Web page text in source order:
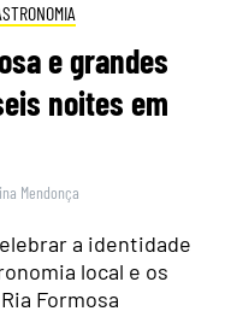
e grandes
noites em
Mendonça
a identidade
local e os
Formosa